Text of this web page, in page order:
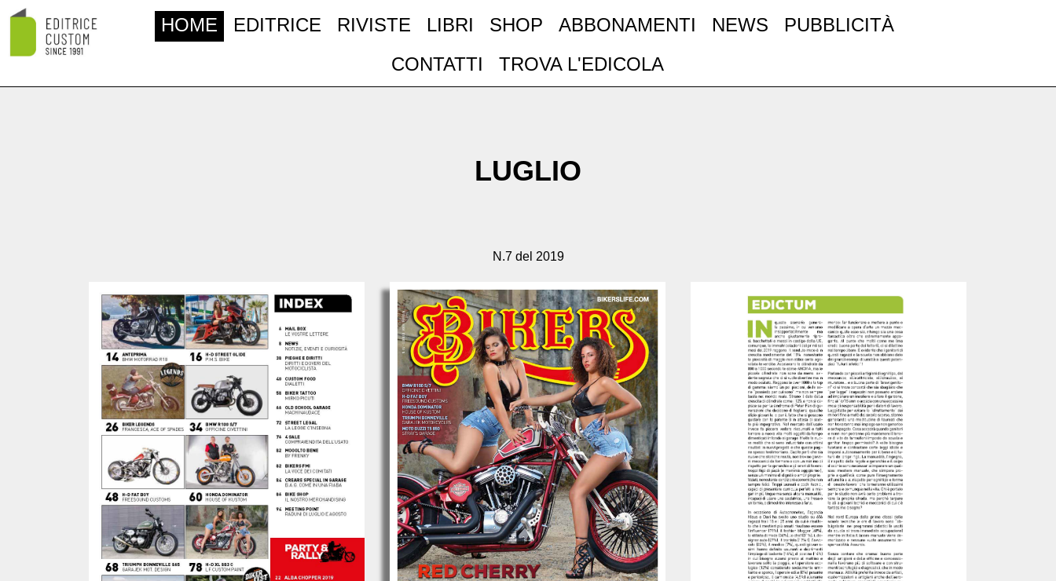
HOME EDITRICE RIVISTE LIBRI SHOP ABBONAMENTI NEWS
PUBBLICITÀ
CONTATTI
TROVA L'EDICOLA
LUGLIO
N.7 del 2019